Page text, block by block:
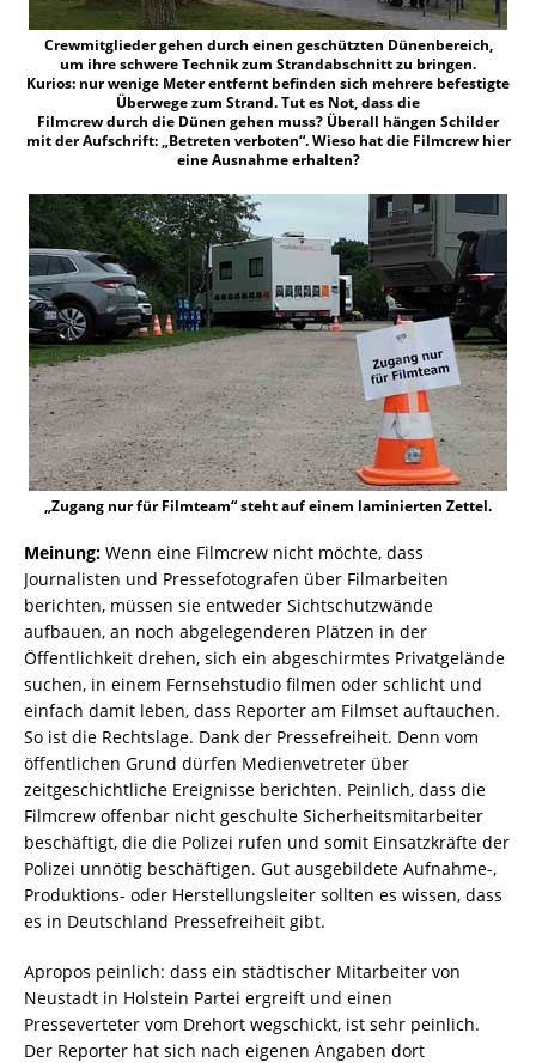
Crewmitglieder gehen durch einen geschützten Dünenbereich,
um ihre schwere Technik zum Strandabschnitt zu bringen.
Kurios: nur wenige Meter entfernt befinden sich mehrere befestigte
Überwege zum Strand. Tut es Not, dass die
Filmcrew durch die Dünen gehen muss? Überall hängen Schilder
mit der Aufschrift: „Betreten verboten“. Wieso hat die Filmcrew hier
eine Ausnahme erhalten?
„Zugang nur für Filmteam“ steht auf einem laminierten Zettel.
Meinung: Wenn eine Filmcrew nicht möchte, dass
Journalisten und Pressefotografen über Filmarbeiten
berichten, müssen sie entweder Sichtschutzwände
aufbauen, an noch abgelegenderen Plätzen in der
Öffentlichkeit drehen, sich ein abgeschirmtes Privatgelände
suchen, in einem Fernsehstudio filmen oder schlicht und
einfach damit leben, dass Reporter am Filmset auftauchen.
So ist die Rechtslage. Dank der Pressefreiheit. Denn vom
öffentlichen Grund dürfen Medienvetreter über
zeitgeschichtliche Ereignisse berichten. Peinlich, dass die
Filmcrew offenbar nicht geschulte Sicherheitsmitarbeiter
beschäftigt, die die Polizei rufen und somit Einsatzkräfte der
Polizei unnötig beschäftigen. Gut ausgebildete Aufnahme-,
Produktions- oder Herstellungsleiter sollten es wissen, dass
es in Deutschland Pressefreiheit gibt.
Apropos peinlich: dass ein städtischer Mitarbeiter von
Neustadt in Holstein Partei ergreift und einen
Presseverteter vom Drehort wegschickt, ist sehr peinlich.
Der Reporter hat sich nach eigenen Angaben dort